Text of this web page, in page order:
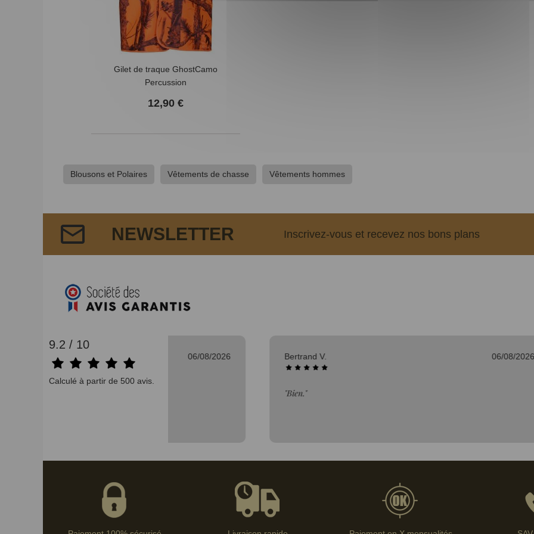
Gilet de traque GhostCamo
Percussion
12,90 €
Blousons et Polaires Vêtements de chasse Vêtements hommes
NEWSLETTER Inscrivez-vous et recevez nos bons plans
9.2 / 10
Calculé à partir de 500 avis.
06/08/2026 Bertrand V. Frédéric L.